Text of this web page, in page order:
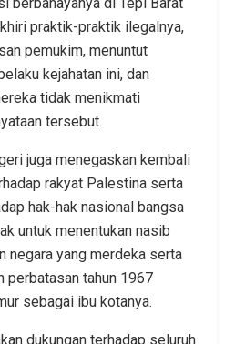
praktik-praktik ilegalnya,
pemukim, menuntut
kejahatan ini, dan
tidak menikmati
tersebut.
juga menegaskan kembali
rakyat Palestina serta
hak-hak nasional bangsa
untuk menentukan nasib
negara yang merdeka serta
perbatasan tahun 1967
sebagai ibu kotanya.
dukungan terhadap seluruh